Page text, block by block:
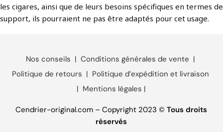
les cigares, ainsi que de leurs besoins spécifiques en termes de
support, ils pourraient ne pas être adaptés pour cet usage.
Nos conseils | Conditions générales de vente |
Politique de retours | Politique d’expédition et livraison
| Mentions légales |
Cendrier-original.com – Copyright 2023 ©Tous droits
réservés